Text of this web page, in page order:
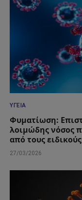
ΥΓΕΊΑ
Φυματίωση:
λοιμώδης νόσος
από τους ειδικούς
27/03/2026